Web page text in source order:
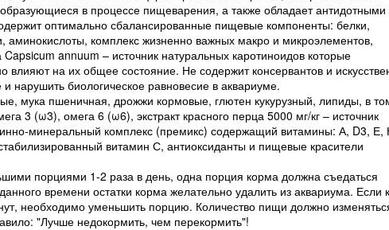
в процессе пищеварения, а также обладает антидотными
оптимально сбалансированные пищевые компоненты: белки,
аминокислоты, комплекс жизненно важных макро и микроэлементов,
annuum – источник натуральных каротиноидов которые
влияют на их общее состояние. Не содержит консервантов и
нарушить биологическое равновесие в аквариуме.
мука пшеничная, дрожжи кормовые, глютен кукурузный, липиды, в
3 (ω3), омега 6 (ω6), экстракт красного перца 5000 мг/кг – источник
минеральный комплекс (премикс) содержащий витамины: А, D3, Е,
витамин С, антиоксиданты и пищевые красители
порциями 1-2 раза в день, одна порция корма должна съедаться
времени остатки корма желательно удалить из аквариума. Если
необходимо уменьшить порцию. Количество пищи должно
"Лучше недокормить, чем перекормить"!